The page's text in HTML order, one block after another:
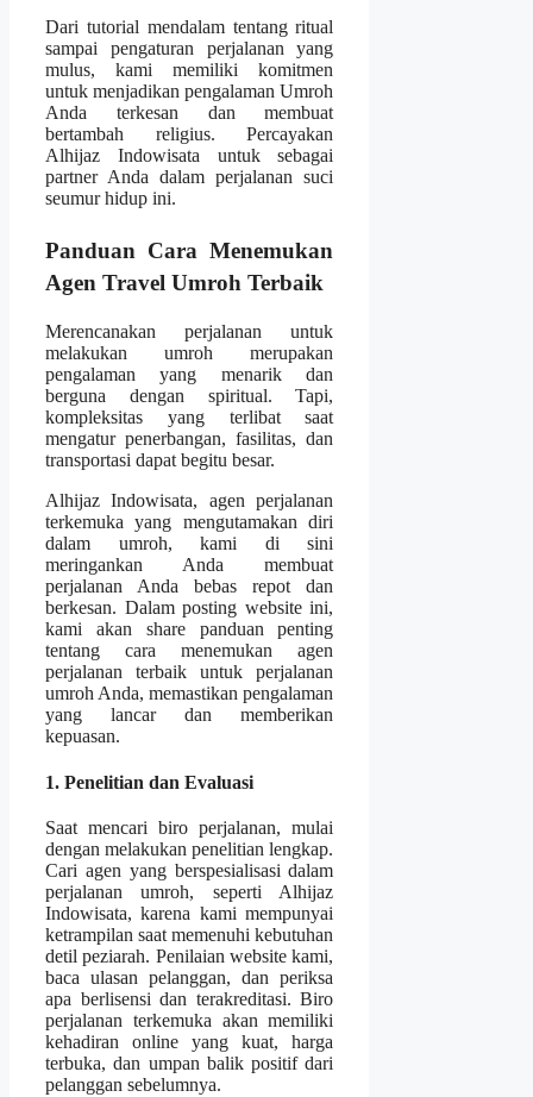
Dari tutorial mendalam tentang ritual
sampai pengaturan perjalanan yang
mulus, kami memiliki komitmen
untuk menjadikan pengalaman Umroh
Anda terkesan dan membuat
bertambah religius. Percayakan
Alhijaz Indowisata untuk sebagai
partner Anda dalam perjalanan suci
seumur hidup ini.
Panduan Cara Menemukan
Agen Travel Umroh Terbaik
Merencanakan perjalanan untuk
melakukan umroh merupakan
pengalaman yang menarik dan
berguna dengan spiritual. Tapi,
kompleksitas yang terlibat saat
mengatur penerbangan, fasilitas, dan
transportasi dapat begitu besar.
Alhijaz Indowisata, agen perjalanan
terkemuka yang mengutamakan diri
dalam umroh, kami di sini
meringankan Anda membuat
perjalanan Anda bebas repot dan
berkesan. Dalam posting website ini,
kami akan share panduan penting
tentang cara menemukan agen
perjalanan terbaik untuk perjalanan
umroh Anda, memastikan pengalaman
yang lancar dan memberikan
kepuasan.
1. Penelitian dan Evaluasi
Saat mencari biro perjalanan, mulai
dengan melakukan penelitian lengkap.
Cari agen yang berspesialisasi dalam
perjalanan umroh, seperti Alhijaz
Indowisata, karena kami mempunyai
ketrampilan saat memenuhi kebutuhan
detil peziarah. Penilaian website kami,
baca ulasan pelanggan, dan periksa
apa berlisensi dan terakreditasi. Biro
perjalanan terkemuka akan memiliki
kehadiran online yang kuat, harga
terbuka, dan umpan balik positif dari
pelanggan sebelumnya.